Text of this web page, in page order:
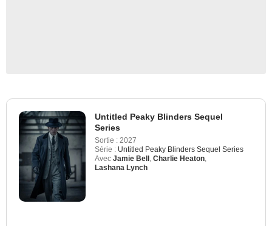
Untitled Peaky Blinders Sequel
Series
Sortie : 2027
Série : Untitled Peaky Blinders Sequel Series
Avec Jamie Bell Charlie Heaton
Lashana Lynch